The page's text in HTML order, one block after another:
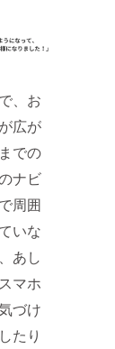
、お
広が
での
ナビ
周囲
いな
あし
マホ
づけ
たり